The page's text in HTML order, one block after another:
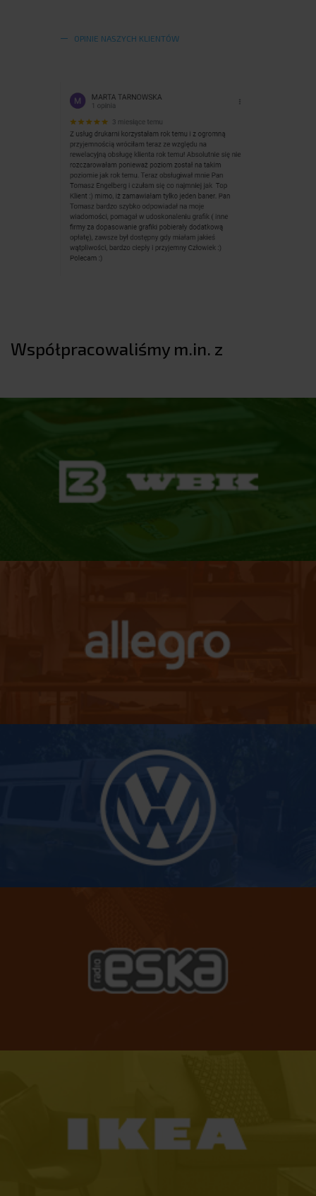
OPINIE NASZYCH KLIENTÓW
Współpracowaliśmy m.in. z